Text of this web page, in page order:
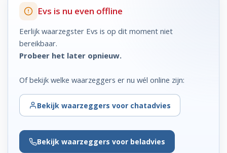
Evs is nu even offline
Eerlijk waarzegster Evs is op dit moment niet
bereikbaar.
Probeer het later opnieuw.
Of bekijk welke waarzeggers er nu wél online zijn:
Bekijk waarzeggers voor chatadvies
Bekijk waarzeggers voor beladvies